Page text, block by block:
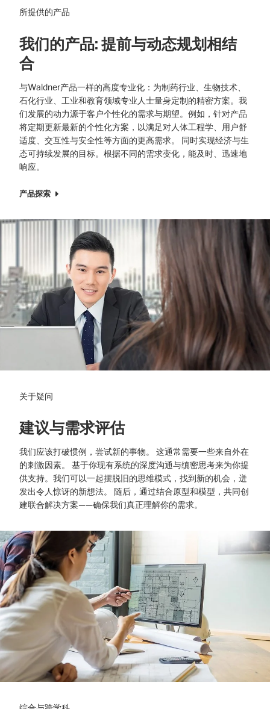
所提供的产品
我们的产品: 提前与动态规划相结
合
与Waldner产品一样的高度专业化：为制药行业、生物技术、
石化行业、工业和教育领域专业人士量身定制的精密方案。我
们发展的动力源于客户个性化的需求与期望。例如，针对产品
将定期更新最新的个性化方案，以满足对人体工程学、用户舒
适度、交互性与安全性等方面的更高需求。 同时实现经济与生
态可持续发展的目标。根据不同的需求变化，能及时、迅速地
响应。
产品探索
关于疑问
建议与需求评估
我们应该打破惯例，尝试新的事物。 这通常需要一些来自外在
的刺激因素。 基于你现有系统的深度沟通与缜密思考来为你提
供支持。我们可以一起摆脱旧的思维模式，找到新的机会，迸
发出令人惊讶的新想法。 随后，通过结合原型和模型，共同创
建联合解决方案——确保我们真正理解你的需求。